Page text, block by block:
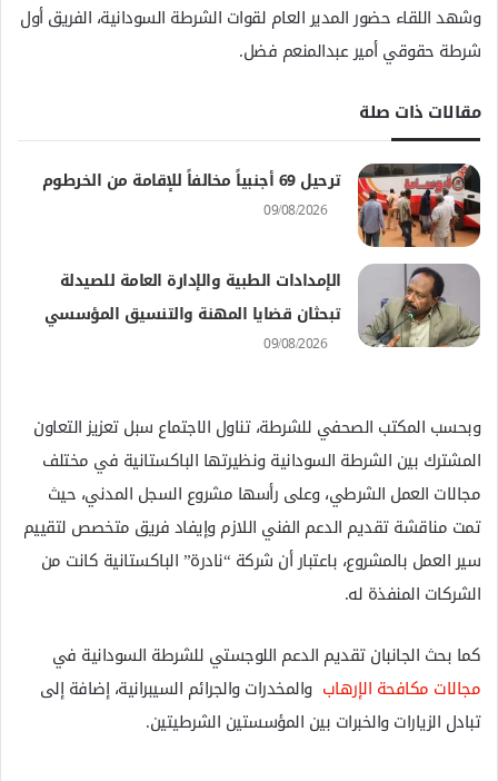
وشهد اللقاء حضور المدير العام لقوات الشرطة السودانية، الفريق أول
شرطة حقوقي أمير عبدالمنعم فضل.
مقالات ذات صلة
ترحيل 69 أجنبياً مخالفاً للإقامة من الخرطوم
09/08/2026
الإمدادات الطبية والإدارة العامة للصيدلة
تبحثان قضايا المهنة والتنسيق المؤسسي
09/08/2026
وبحسب المكتب الصحفي للشرطة، تناول الاجتماع سبل تعزيز التعاون
المشترك بين الشرطة السودانية ونظيرتها الباكستانية في مختلف
مجالات العمل الشرطي، وعلى رأسها مشروع السجل المدني، حيث
تمت مناقشة تقديم الدعم الفني اللازم وإيفاد فريق متخصص لتقييم
سير العمل بالمشروع، باعتبار أن شركة “نادرة” الباكستانية كانت من
الشركات المنفذة له.
كما بحث الجانبان تقديم الدعم اللوجستي للشرطة السودانية في
مجالات مكافحة الإرهاب والمخدرات والجرائم السيبرانية، إضافة إلى
تبادل الزيارات والخبرات بين المؤسستين الشرطيتين.